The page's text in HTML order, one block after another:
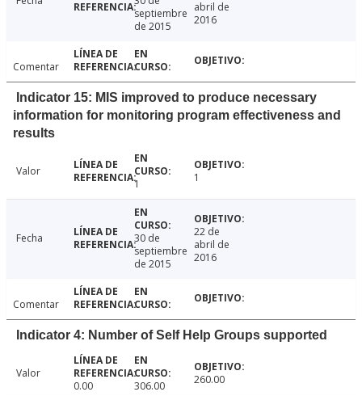
septiembre
de 2015
abril de
2016
Comentar
Indicator 15: MIS improved to produce necessary
information for monitoring program effectiveness and
results
Valor
1
1
Fecha
30 de
septiembre
de 2015
22 de
abril de
2016
Comentar
Indicator 4: Number of Self Help Groups supported
Valor
0.00
306.00 260.00